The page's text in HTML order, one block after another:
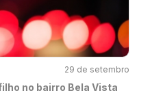
29 de setembro
no bairro Bela Vista